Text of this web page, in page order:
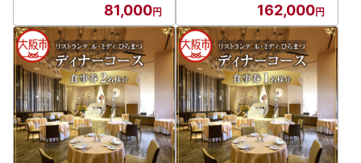
81,000 162,000